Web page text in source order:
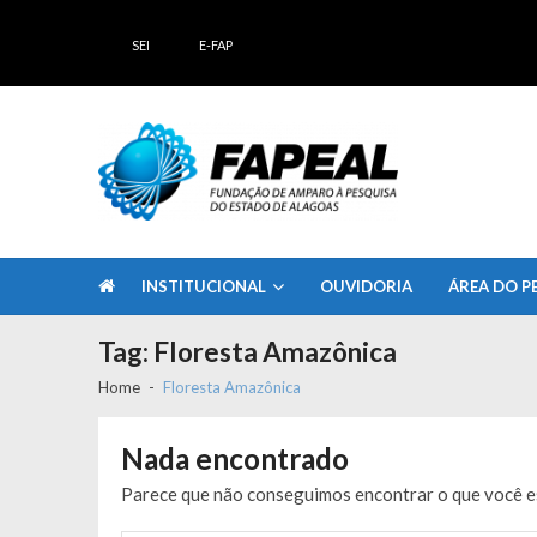
SEI E-FAP
INSTITUCIONAL OUVIDORIA ÁREA DO
Tag: Floresta Amazônica
Home Floresta Amazônica
Nada encontrado
Parece que não conseguimos encontrar o que você